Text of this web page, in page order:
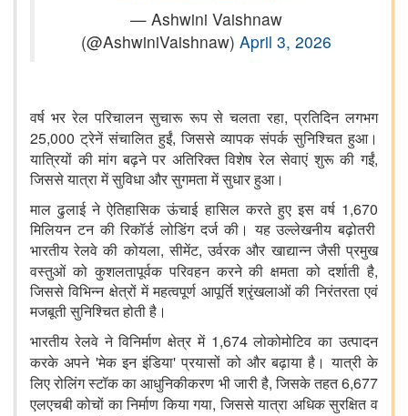
— Ashwini Vaishnaw
(@AshwiniVaishnaw) April 3, 2026
वर्ष भर रेल परिचालन सुचारू रूप से चलता रहा,प्रतिदिन लगभग
25,000 ट्रेनें संचालित हुईं,जिससे व्यापक संपर्क सुनिश्चित हुआ।
यात्रियों की मांग बढ़ने पर अतिरिक्त विशेष रेल सेवाएं शुरू की गईं,
जिससे यात्रा में सुविधा और सुगमता में सुधार हुआ।
माल ढुलाई ने ऐतिहासिक ऊंचाई हासिल करते हुए इस वर्ष 1,670
मिलियन टन की रिकॉर्ड लोडिंग दर्ज की। यह उल्लेखनीय बढ़ोतरी
भारतीय रेलवे की कोयला,सीमेंट,उर्वरक और खाद्यान्न जैसी प्रमुख
वस्तुओं को कुशलतापूर्वक परिवहन करने की क्षमता को दर्शाती है,
जिससे विभिन्न क्षेत्रों में महत्वपूर्ण आपूर्ति श्रृंखलाओं की निरंतरता एवं
मजबूती सुनिश्चित होती है।
भारतीय रेलवे ने विनिर्माण क्षेत्र में 1,674लोकोमोटिव का उत्पादन
करके अपने 'मेक इन इंडिया'प्रयासों को और बढ़ाया है। यात्री के
लिए रोलिंग स्टॉक का आधुनिकीकरण भी जारी है,जिसके तहत6,677
एलएचबी कोचों का निर्माण किया गया,जिससे यात्रा अधिक सुरक्षित व